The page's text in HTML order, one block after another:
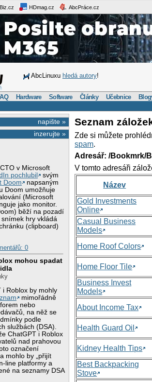
HDmag.cz AbcPráce.cz
AbcLinuxu hledá autory!
Hardware Software Články Učebnice
napište »
inzerujte »
v Microsoft
pochlubil
svým
Doom
napsaným
Doom umožňuje
(Microsoft
jako monitor.
běží na pozadí
hry vkládá
(clipboard)
0
mohou spadat
i Roblox by mohly
mimořádně
nebo
na něž se
podle
službách (DSA).
ChatGPT i Roblox
nad prahovou
označení
mohlo by „přijít
line platformy a
na seznamy DSA
Seznam
Zde si můžete
spam.
Adresář: /Bookmrk/
V tomto adresáři
Název
Gold Investments
Online
Casual Business
Models
Home Roof Colors
Home Floor Tile
Business Invest
Models
About Income Tax
Health Guard Oil
Kidney Health Tips
Best Backpacking
Stove